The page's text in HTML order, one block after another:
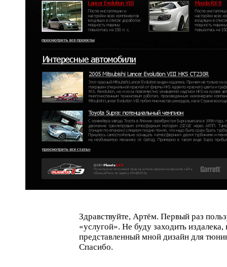
Здравствуйте, Артём. Первый раз
«услугой». Не буду заходить
представленный мной дизайн для
Спасибо.